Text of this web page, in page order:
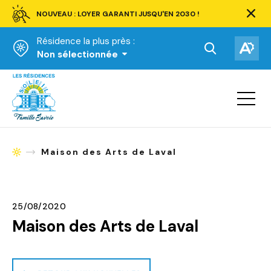
NOUVEAU : LOYER GARANTI JUSQU'EN 2030 !
barre
Résidence la plus près :
Non sélectionnée
Ouvrir
la
recherche.
la
Accueil
Ouvrir
la
AccueilMaison des Arts de Laval
25/08/2020
Maison des Arts de Laval